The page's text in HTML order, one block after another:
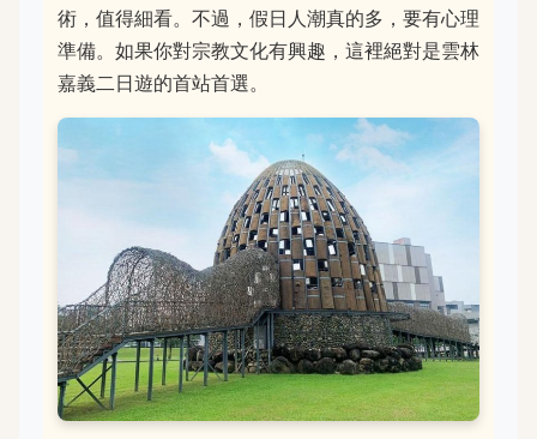
術，值得細看。不過，假日人潮真的多，要有心理
準備。如果你對宗教文化有興趣，這裡絕對是雲林
嘉義二日遊的首站首選。